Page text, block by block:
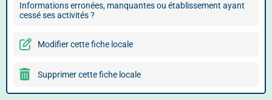
Informations erronées, manquantes ou établissement ayant
cessé ses activités ?
Modifier cette fiche locale
Supprimer cette fiche locale